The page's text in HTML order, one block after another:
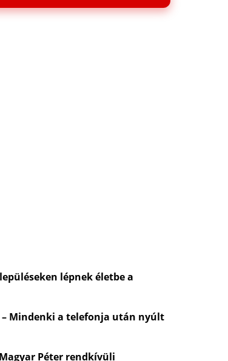
lépnek életbe a
Mindenki a telefonja után nyúlt
Péter rendkívüli